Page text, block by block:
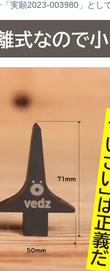
実願2023-003980」とし